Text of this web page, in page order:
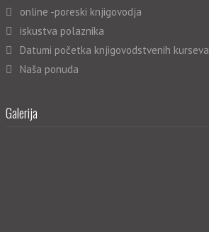
online -poreski knjigovodja
iskustva polaznika
Datumi početka knjigovodstvenih kurseva
Naša ponuda
Galerija